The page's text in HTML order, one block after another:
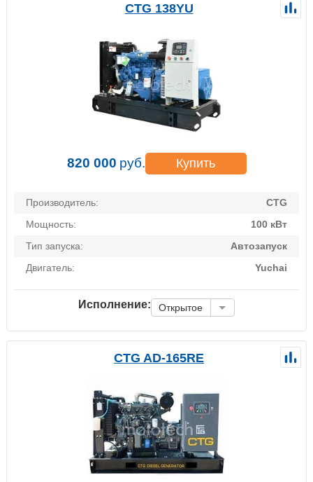
CTG 138YU
820 000 руб. Купить
Производитель:
CTG
Мощность:
100 кВт
Тип запуска:
Автозапуск
Двигатель:
Yuchai
Исполнение: Открытое
CTG AD-165RE